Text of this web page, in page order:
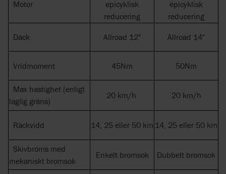
Motor
epicyklisk
reducering
epicyklisk
reducering
Däck Allroad 12" Allroad 14"
Vridmoment 45Nm 50Nm
Max hastighet (enligt
laglig gräns)
20 km/h 20 km/h
Räckvidd 14, 25 eller 50 km 14, 25 eller 50 km
Skivbroms med
mekaniskt bromsok
Enkelt bromsok Dubbelt bromsok